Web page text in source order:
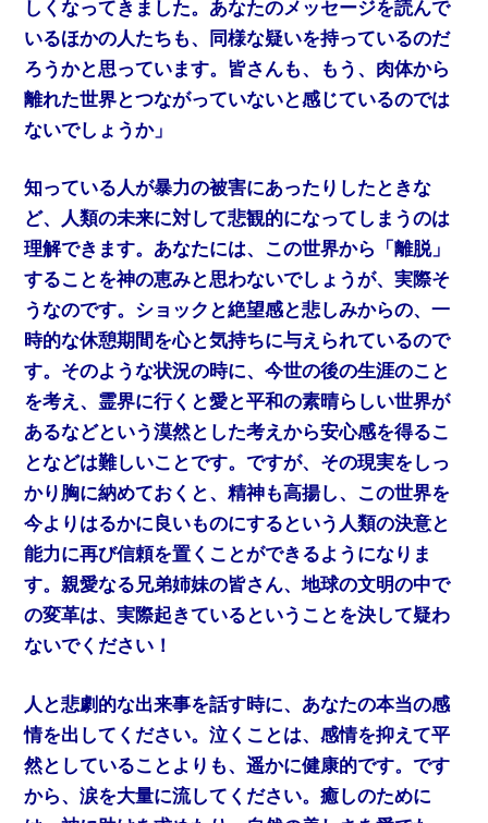
しくなってきました。あなたのメッセージを読んで
いるほかの人たちも、同様な疑いを持っているのだ
ろうかと思っています。皆さんも、もう、肉体から
離れた世界とつながっていないと感じているのでは
ないでしょうか」
知っている人が暴力の被害にあったりしたときな
ど、人類の未来に対して悲観的になってしまうのは
理解できます。あなたには、この世界から「離脱」
することを神の恵みと思わないでしょうが、実際そ
うなのです。ショックと絶望感と悲しみからの、一
時的な休憩期間を心と気持ちに与えられているので
す。そのような状況の時に、今世の後の生涯のこと
を考え、霊界に行くと愛と平和の素晴らしい世界が
あるなどという漠然とした考えから安心感を得るこ
となどは難しいことです。ですが、その現実をしっ
かり胸に納めておくと、精神も高揚し、この世界を
今よりはるかに良いものにするという人類の決意と
能力に再び信頼を置くことができるようになりま
す。親愛なる兄弟姉妹の皆さん、地球の文明の中で
の変革は、実際起きているということを決して疑わ
ないでください！
人と悲劇的な出来事を話す時に、あなたの本当の感
情を出してください。泣くことは、感情を抑えて平
然としていることよりも、遥かに健康的です。です
から、涙を大量に流してください。癒しのために